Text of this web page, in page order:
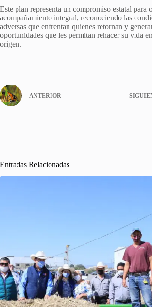
Este plan representa un compromiso estatal para
acompañamiento integral, reconociendo las
adversas que enfrentan quienes retornan y
oportunidades que les permitan rehacer su vida
origen.
ANTERIOR
Entradas Relacionadas